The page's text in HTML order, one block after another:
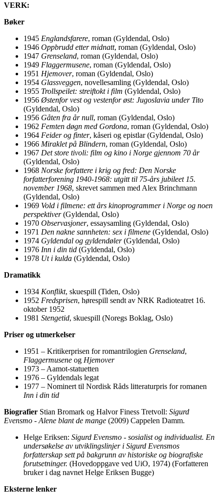
VERK:
Bøker
1945 Englandsfarere, roman (Gyldendal, Oslo)
1946 Oppbrudd etter midnatt, roman (Gyldendal, Oslo)
1947 Grenseland, roman (Gyldendal, Oslo)
1949 Flaggermusene, roman (Gyldendal, Oslo)
1951 Hjemover, roman (Gyldendal, Oslo)
1954 Glassveggen, novellesamling (Gyldendal, Oslo)
1955 Trollspeilet: streiftokt i film (Gyldendal, Oslo)
1956 Østenfor vest og vestenfor øst: Jugoslavia under Tito
(Gyldendal, Oslo)
1956 Gåten fra år null, roman (Gyldendal, Oslo)
1962 Femten døgn med Gordona, roman (Gyldendal, Oslo)
1964 Feider og finter, kåseri og epistlar (Gyldendal, Oslo)
1966 Miraklet på Blindern, roman (Gyldendal, Oslo)
1967 Det store tivoli: film og kino i Norge gjennom 70 år
(Gyldendal, Oslo)
1968 Norske forfattere i krig og fred: Den Norske
forfatterforening 1940-1968: utgitt til 75-års jubileet 15.
november 1968, skrevet sammen med Alex Brinchmann
(Gyldendal, Oslo)
1969 Vold i filmene: ett års kinoprogrammer i Norge og noen
perspektiver(Gyldendal, Oslo)
1970 Observasjoner, essaysamling (Gyldendal, Oslo)
1971 Den nakne sannheten: sex i filmene (Gyldendal, Oslo)
1974 Gyldendal og gyldendøler(Gyldendal, Oslo)
1976 Inn i din tid (Gyldendal, Oslo)
1978 Ut i kulda (Gyldendal, Oslo)
Dramatikk
1934 Konflikt, skuespill (Tiden, Oslo)
1952 Fredsprisen, hørespill sendt av NRK Radioteatret 16.
oktober 1952
1981 Stengetid, skuespill (Noregs Boklag, Oslo)
Priser og utmerkelser
1951 – Kritikerprisen for romantrilogien Grenseland,
Flaggermusene og Hjemover
1973 – Aamot-statuetten
1976 – Gyldendals legat
1977 – Nominert til Nordisk Råds litteraturpris for romanen
Inn i din tid
Biografier Stian Bromark og Halvor Finess Tretvoll: Sigurd
Evensmo - Alene blant de mange (2009) Cappelen Damm.
Helge Eriksen: Sigurd Evensmo - sosialist og individualist. En
undersøkelse av utviklingslinjer i Sigurd Evensmos
forfatterskap sett på bakgrunn av historiske og biografiske
forutsetninger. (Hovedoppgave ved UiO, 1974) (Forfatteren
bruker i dag navnet Helge Eriksen Bugge)
Eksterne lenker